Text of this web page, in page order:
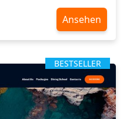
Ansehen
BESTSELLER